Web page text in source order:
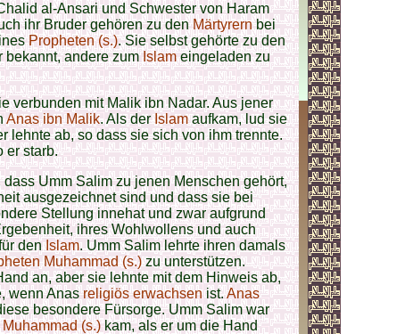
al-Ansari und Schwester von Haram
ihr Bruder gehören zu denMärtyrernbei
Propheten (s.). Sie selbst gehörte zu den
bekannt, andere zumIslameingeladen zu
verbunden mit Malik ibn Nadar. Aus jener
Anas ibn Malik. Als derIslamaufkam, lud sie
lehnte ab, so dass sie sich von ihm trennte.
er starb.
Umm Salim zu jenen Menschen gehört,
ausgezeichnet sind und dass sie bei
Stellung innehat und zwar aufgrund
ihres Wohlwollens und auch
denIslam. Umm Salim lehrte ihren damals
Muhammad (s.)zu unterstützen.
an, aber sie lehnte mit dem Hinweis ab,
wenn Anasreligiös erwachsenist.Anas
besondere Fürsorge. Umm Salim war
(s.)kam, als er um die Hand